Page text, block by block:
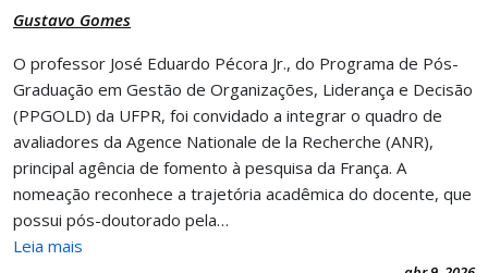
Gustavo Gomes
O professor José Eduardo Pécora Jr., do Programa de Pós-
Graduação em Gestão de Organizações, Liderança e Decisão
(PPGOLD) da UFPR, foi convidado a integrar o quadro de
avaliadores da Agence Nationale de la Recherche (ANR),
principal agência de fomento à pesquisa da França. A
nomeação reconhece a trajetória acadêmica do docente, que
possui pós-doutorado pela…
Leia mais